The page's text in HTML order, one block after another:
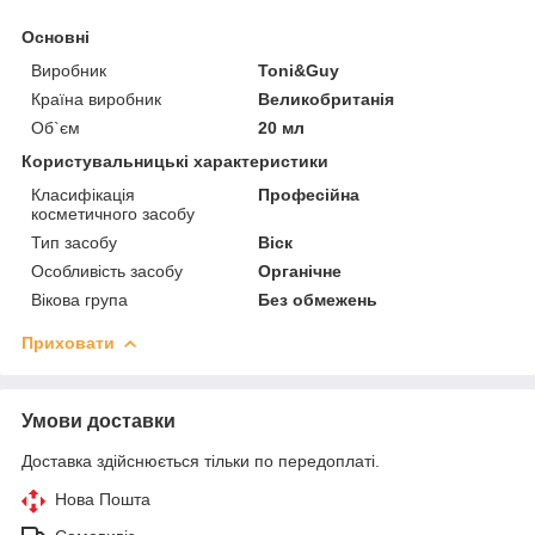
Основні
Виробник
Toni&Guy
Країна виробник
Великобританія
Об`єм
20 мл
Користувальницькі характеристики
Класифікація
косметичного засобу
Професійна
Тип засобу
Віск
Особливість засобу
Органічне
Вікова група
Без обмежень
Приховати
Умови доставки
Доставка здійснюється тільки по передоплаті.
Нова Пошта